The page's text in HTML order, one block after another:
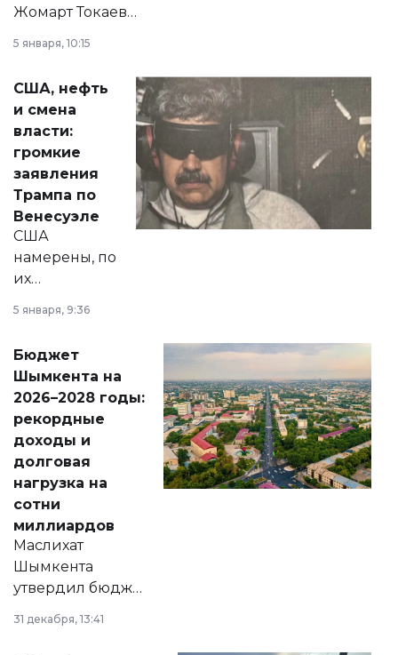
Жомарт Токаев
сразу несколько
актуальных тем —
от слухов о
политических
реформах до
вопросов армии,
экономики и
личного здоровья.
5 января, 10:15
США, нефть
и смена
власти:
громкие
заявления
Трампа по
Венесуэле
США
намерены, по
их
принести
народу
Венесуэлы.
5 января, 9:36
Бюджет
Шымкента на
2026–2028 годы:
рекордные
доходы и
долговая
нагрузка на
сотни
миллиардов
Маслихат
Шымкента
утвердил бюджет
города на 2026–
2028 годы.
31 декабря, 13:41